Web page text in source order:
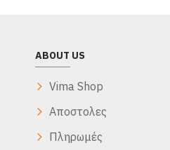
ABOUT US
Vima Shop
Αποστολες
Πληρωμές